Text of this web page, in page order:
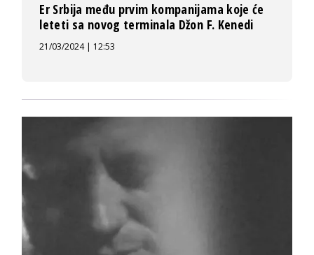
Er Srbija među prvim kompanijama koje će
leteti sa novog terminala Džon F. Kenedi
21/03/2024 | 12:53